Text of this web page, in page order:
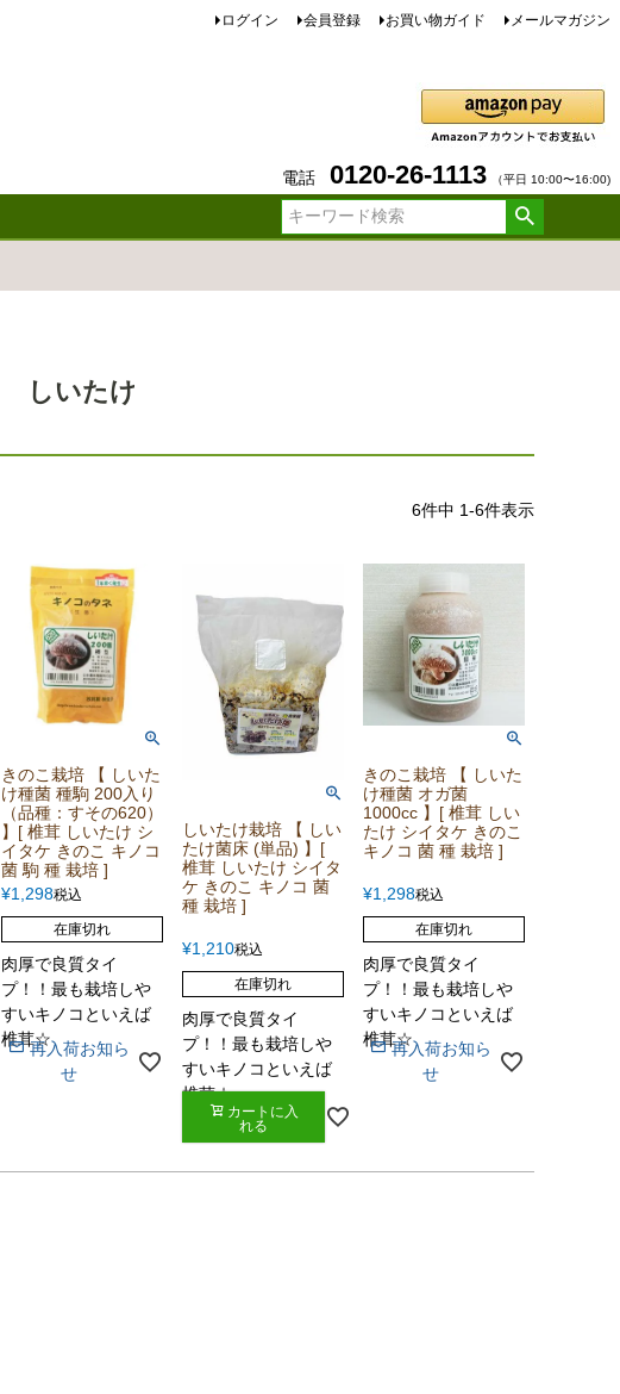
ログイン 会員登録 お買い物ガイド メールマガジン
電話 0120-26-1113 （平日 10:00〜16:00)
しいたけ
6件中 1-6件表示
きのこ栽培 【 しいた
け種菌 種駒 200入り
（品種：すその620）
】[ 椎茸 しいたけ シ
イタケ きのこ キノコ
菌 駒 種 栽培 ]
¥1,298税込
在庫切れ
肉厚で良質タイ
プ！！最も栽培しや
すいキノコといえば
椎茸☆再入荷お知ら
せ
しいたけ栽培 【 しい
たけ菌床 (単品) 】[
椎茸 しいたけ シイタ
ケ きのこ キノコ 菌
種 栽培 ]
¥1,210税込
在庫切れ
肉厚で良質タイ
プ！！最も栽培しや
すいキノコといえば
椎茸☆
カートに入
れる
きのこ栽培 【 しいた
け種菌 オガ菌
1000cc 】[ 椎茸 しい
たけ シイタケ きのこ
キノコ 菌 種 栽培 ]
¥1,298税込
在庫切れ
肉厚で良質タイ
プ！！最も栽培しや
すいキノコといえば
椎茸☆再入荷お知ら
せ